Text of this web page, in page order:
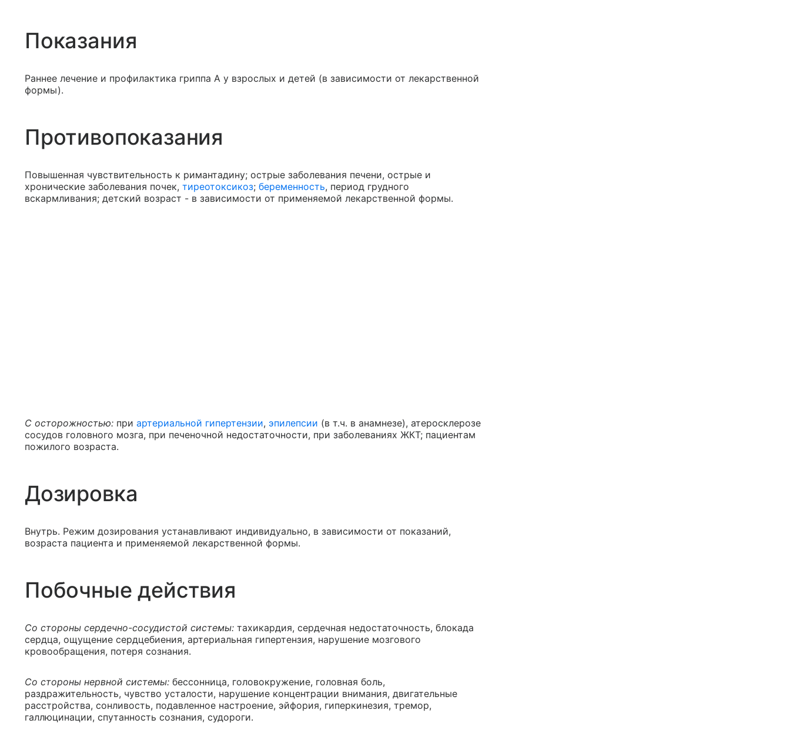
Показания
Раннее лечение и профилактика гриппа А у взрослых и детей (в зависимости от лекарственной
формы).
Противопоказания
Повышенная чувствительность к римантадину; острые заболевания печени, острые и
хронические заболевания почек, тиреотоксикоз; беременность, период грудного
вскармливания; детский возраст - в зависимости от применяемой лекарственной формы.
С осторожностью: при артериальной гипертензии, эпилепсии (в т.ч. в анамнезе), атеросклерозе
сосудов головного мозга, при печеночной недостаточности, при заболеваниях ЖКТ; пациентам
пожилого возраста.
Дозировка
Внутрь. Режим дозирования устанавливают индивидуально, в зависимости от показаний,
возраста пациента и применяемой лекарственной формы.
Побочные действия
Со стороны сердечно-сосудистой системы: тахикардия, сердечная недостаточность, блокада
сердца, ощущение сердцебиения, артериальная гипертензия, нарушение мозгового
кровообращения, потеря сознания.
Со стороны нервной системы: бессонница, головокружение, головная боль,
раздражительность, чувство усталости, нарушение концентрации внимания, двигательные
расстройства, сонливость, подавленное настроение, эйфория, гиперкинезия, тремор,
галлюцинации, спутанность сознания, судороги.